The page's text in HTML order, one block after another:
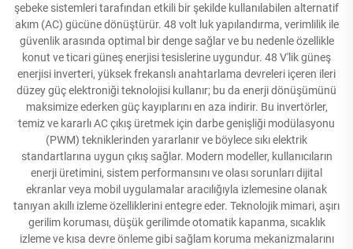
şebeke sistemleri tarafından etkili bir şekilde kullanılabilen alternatif
akım (AC) gücüne dönüştürür. 48 volt luk yapılandırma, verimlilik ile
güvenlik arasında optimal bir denge sağlar ve bu nedenle özellikle
konut ve ticari güneş enerjisi tesislerine uygundur. 48 V'lik güneş
enerjisi inverteri, yüksek frekanslı anahtarlama devreleri içeren ileri
düzey güç elektroniği teknolojisi kullanır; bu da enerji dönüşümünü
maksimize ederken güç kayıplarını en aza indirir. Bu invertörler,
temiz ve kararlı AC çıkış üretmek için darbe genişliği modülasyonu
(PWM) tekniklerinden yararlanır ve böylece sıkı elektrik
standartlarına uygun çıkış sağlar. Modern modeller, kullanıcıların
enerji üretimini, sistem performansını ve olası sorunları dijital
ekranlar veya mobil uygulamalar aracılığıyla izlemesine olanak
tanıyan akıllı izleme özelliklerini entegre eder. Teknolojik mimari, aşırı
gerilim koruması, düşük gerilimde otomatik kapanma, sıcaklık
izleme ve kısa devre önleme gibi sağlam koruma mekanizmalarını